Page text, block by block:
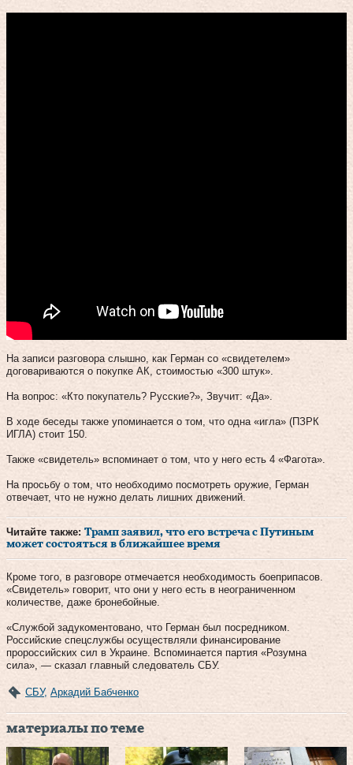
На записи разговора слышно, как Герман со «свидетелем»
договариваются о покупке АК, стоимостью «300 штук».
На вопрос: «Кто покупатель? Русские?», Звучит: «Да».
В ходе беседы также упоминается о том, что одна «игла» (ПЗРК
ИГЛА) стоит 150.
Также «свидетель» вспоминает о том, что у него есть 4 «Фагота».
На просьбу о том, что необходимо посмотреть оружие, Герман
отвечает, что не нужно делать лишних движений.
Читайте также: Трамп заявил, что его встреча с Путиным
может состояться в ближайшее время
Кроме того, в разговоре отмечается необходимость боеприпасов.
«Свидетель» говорит, что они у него есть в неограниченном
количестве, даже бронебойные.
«Службой задукоментовано, что Герман был посредником.
Российские спецслужбы осуществляли финансирование
пророссийских сил в Украине. Вспоминается партия «Розумна
сила», — сказал главный следователь СБУ.
СБУ, Аркадий Бабченко
материалы по теме